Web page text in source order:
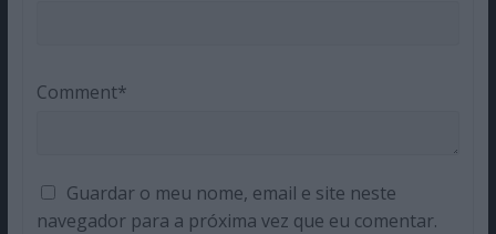
Comment*
Guardar o meu nome, email e site neste
navegador para a próxima vez que eu comentar.